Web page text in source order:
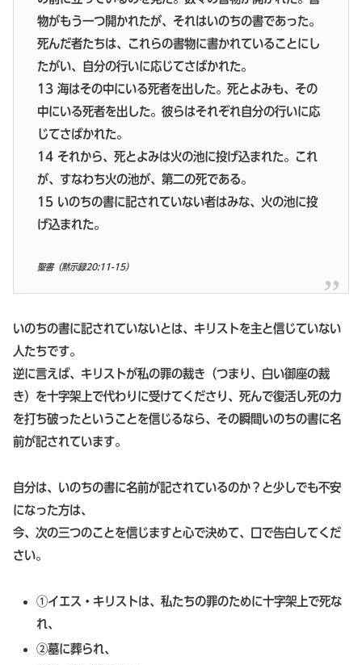
物がもう一つ開かれたが、それはいのちの書であった。
死んだ者たちは、これらの書物に書かれていることにし
たがい、自分の行いに応じてさばかれた。
13 海はその中にいる死者を出した。死とよみも、その
中にいる死者を出した。彼らはそれぞれ自分の行いに応
じてさばかれた。
14 それから、死とよみは火の池に投げ込まれた。これ
が、すなわち火の池が、第二の死である。
15 いのちの書に記されていない者はみな、火の池に投
げ込まれた。
聖書（黙示録20:11-15）
いのちの書に記されていないとは、キリストを主と信じていない
人たちです。
逆に言えば、キリストが私の罪の裁き（つまり、白い御座の裁
き）を十字架上で代わりに受けてくださり、死んで復活し死の力
を打ち破ったということを信じるなら、その瞬間いのちの書に名
前が記されています。
自分は、いのちの書に名前が記されているのか？と少しでも不安
になった方は、
今、次の三つのことを信じますと心で決めて、口で告白してくだ
さい。
①イエス・キリストは、私たちの罪のために十字架上で死な
れ、
②墓に葬られ、